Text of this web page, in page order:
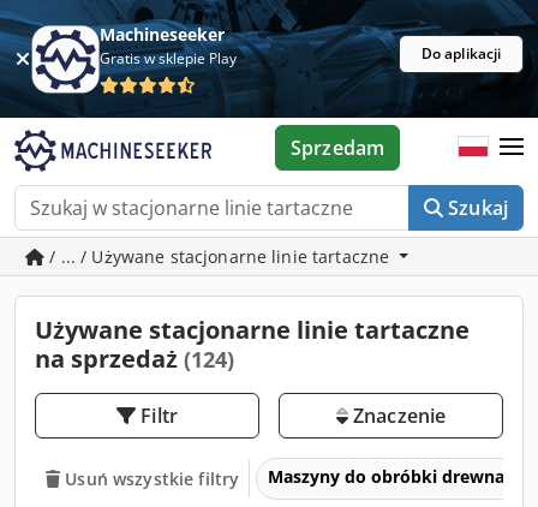
Machineseeker
Gratis w sklepie Play Do aplikacji
Szukaj
Sprzedam
/ ... / Używane stacjonarne linie tartaczne
Używane stacjonarne linie tartaczne
na sprzedaż (124)
Filtr Znaczenie
Usuń wszystkie filtry Maszyny do obróbki drewna